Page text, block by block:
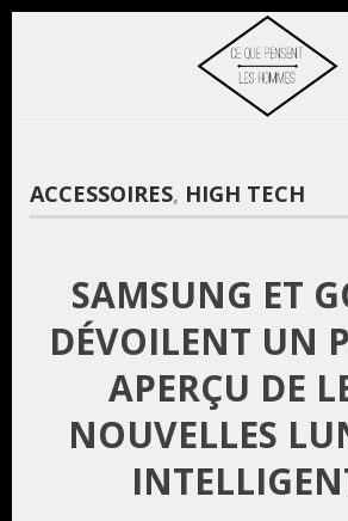
ACCESSOIRES, HIGH TECH
SAMSUNG ET
DÉVOILENT UN
APERÇU DE
NOUVELLES